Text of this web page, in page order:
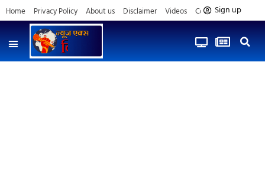
Home Privacy Policy About us Disclaimer Videos Contact us
Sign up